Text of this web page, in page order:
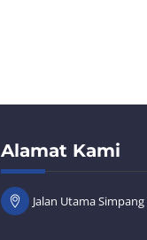
Alamat Kami
Jalan Utama